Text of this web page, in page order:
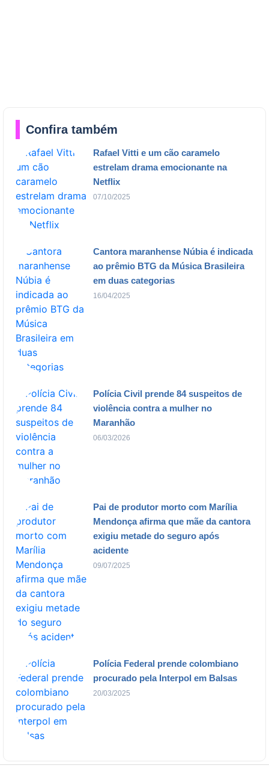
Confira também
Rafael Vitti e um cão caramelo
estrelam drama emocionante na
Netflix
07/10/2025
Cantora maranhense Núbia é indicada
ao prêmio BTG da Música Brasileira
em duas categorias
16/04/2025
Polícia Civil prende 84 suspeitos de
violência contra a mulher no
Maranhão
06/03/2026
Pai de produtor morto com Marília
Mendonça afirma que mãe da cantora
exigiu metade do seguro após
acidente
09/07/2025
Polícia Federal prende colombiano
procurado pela Interpol em Balsas
20/03/2025